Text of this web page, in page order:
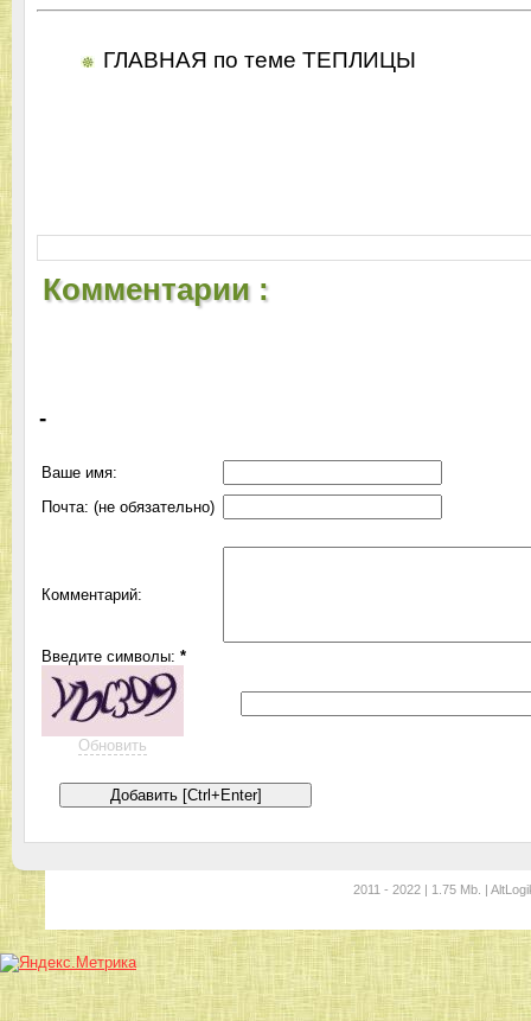
ГЛАВНАЯ по теме ТЕПЛИЦЫ
Комментарии :
-
Ваше имя:
Почта: (не обязательно)
Комментарий:
Введите символы: *
Обновить
2011 - 2022 | 1.75 Mb. |